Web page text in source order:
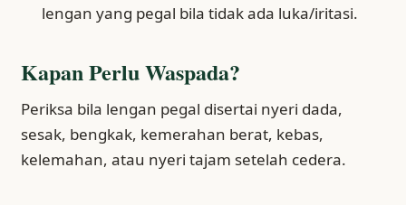
lengan yang pegal bila tidak ada luka/iritasi.
Kapan Perlu Waspada?
Periksa bila lengan pegal disertai nyeri dada,
sesak, bengkak, kemerahan berat, kebas,
kelemahan, atau nyeri tajam setelah cedera.